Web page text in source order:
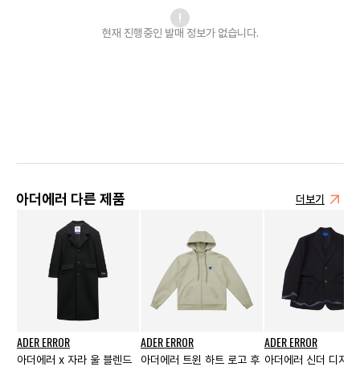
현재 진행중인 발매 정보가 없습니다.
아더에러 다른 제품 더보기
ADER ERROR
아더에러 x 자라 울 블렌드
ADER ERROR
아더에러 트윈 하트 로고 후
ADER ERROR
아더에러 신더 디지